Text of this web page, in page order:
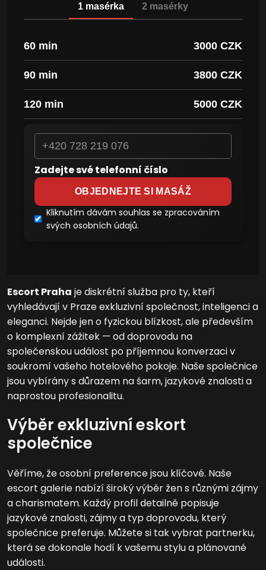
1 masérka 2 masérky
60 min 3000 CZK
90 min 3800 CZK
120 min 5000 CZK
Zadejte své telefonní číslo
OBJEDNEJTE SI MASÁŽ
Kliknutím dávám souhlas se zpracováním
svých osobních údajů.
Escort Praha je diskrétní služba pro ty, kteří
vyhledávají v Praze exkluzivní společnost, inteligenci a
eleganci. Nejde jen o fyzickou blízkost, ale především
o komplexní zážitek — od doprovodu na
společenskou událost po příjemnou konverzaci v
soukromí vašeho hotelového pokoje. Naše společnice
jsou vybírány s důrazem na šarm, jazykové znalosti a
naprostou profesionalitu.
Výběr exkluzivní eskort
společnice
Věříme, že osobní preference jsou klíčové. Naše
escort galerie nabízí široký výběr žen s různými zájmy
a charismatem. Každý profil detailně popisuje
jazykové znalosti, zájmy a typ doprovodu, který
společnice preferuje. Můžete si tak vybrat partnerku,
která se dokonale hodí k vašemu stylu a plánované
události.